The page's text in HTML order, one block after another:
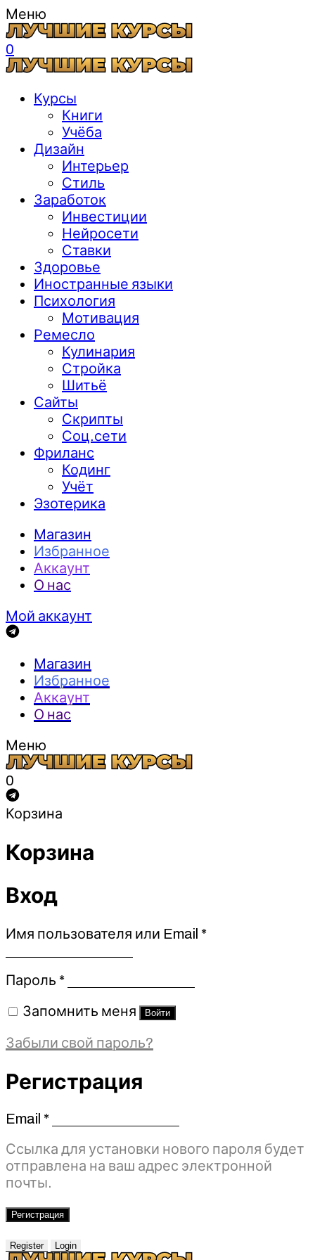
Меню
0
Курсы
Книги
Учёба
Дизайн
Интерьер
Стиль
Заработок
Инвестиции
Нейросети
Ставки
Здоровье
Иностранные языки
Психология
Мотивация
Ремесло
Кулинария
Стройка
Шитьё
Сайты
Скрипты
Соц.сети
Фриланс
Кодинг
Учёт
Эзотерика
Магазин
Избранное
Аккаунт
О нас
Мой аккаунт
Магазин
Избранное
Аккаунт
О нас
Меню
0
Корзина
Корзина
Вход
Имя пользователя или Email *Обязательно
Пароль *Обязательно
Запомнить меня Войти
Забыли свой пароль?
Регистрация
Email *Обязательно
Ссылка для установки нового пароля будет
отправлена ​​на ваш адрес электронной
почты.
Регистрация
Register Login